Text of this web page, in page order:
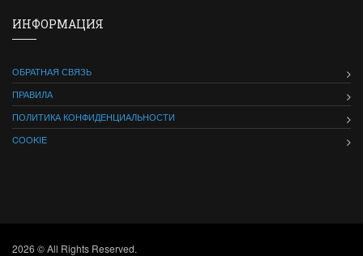
ИНФОРМАЦИЯ
ОБРАТНАЯ СВЯЗЬ
ПРАВИЛА
ПОЛИТИКА КОНФИДЕНЦИАЛЬНОСТИ
COOKIE
2026 © All Rights Reserved.